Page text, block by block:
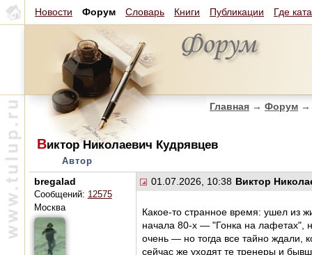
Новости Форум Словарь Книги Публикации Где
Главная → Форум →
Виктор Николаевич Кудрявцев
Автор
bregalad
Сообщений: 12575
Москва
01.07.2026, 10:38 Виктор
Какое-то странное время: ушел из
начала 80-х — "Гонка на лафетах",
очень — но тогда все тайно ждали,
сейчас же уходят те тренеры и